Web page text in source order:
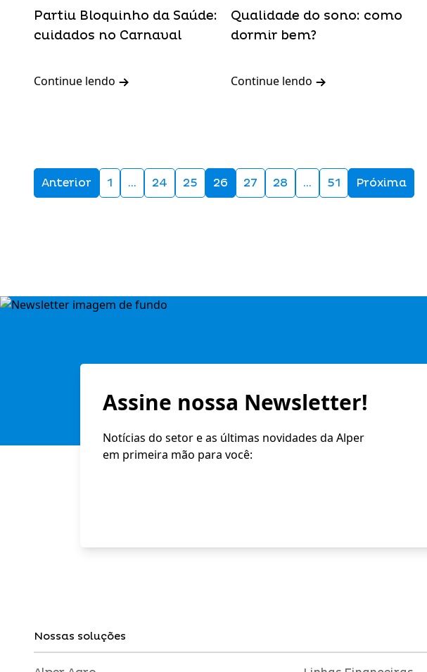
Partiu Bloquinho da Saúde:
cuidados no Carnaval
Continue lendo
Qualidade do sono: como
dormir bem?
Continue lendo
Anterior 1 … 24 25 26 27 28 … 51 Próxima
Assine nossa Newsletter!
Notícias do setor e as últimas novidades da Alper
em primeira mão para você:
Nossas soluções